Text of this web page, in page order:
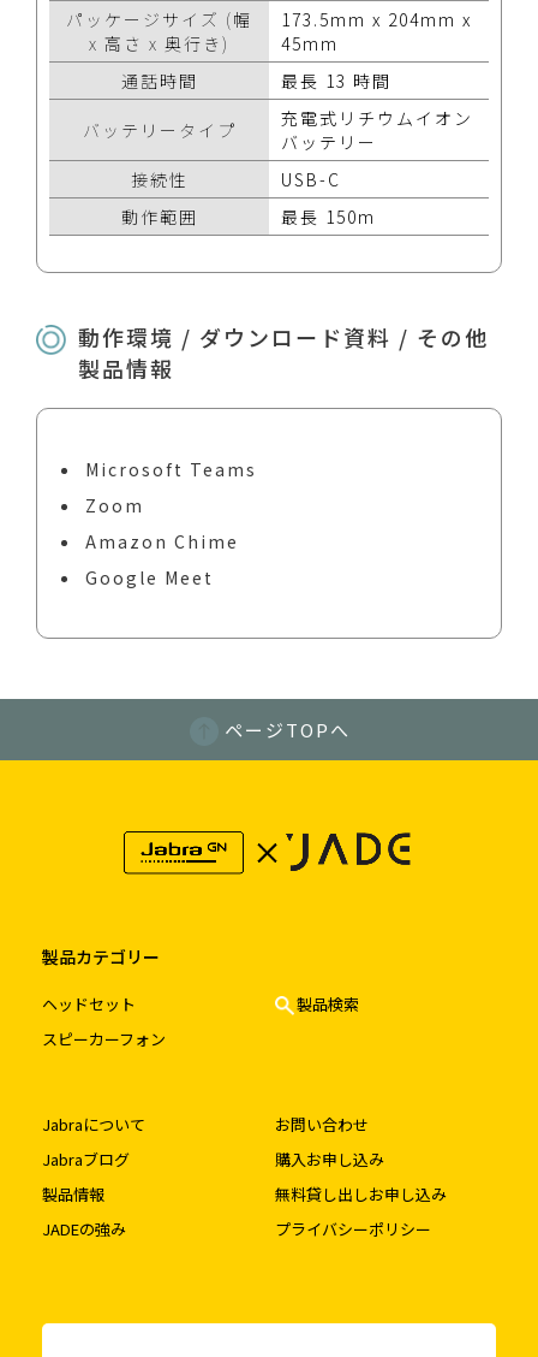
パッケージサイズ (幅
x 高さ x 奥行き)
173.5mm x 204mm x
45mm
通話時間
最長 13 時間
バッテリータイプ
充電式リチウムイオン
バッテリー
接続性
USB-C
動作範囲
最長 150m
動作環境 / ダウンロード資料 / その他
製品情報
Microsoft Teams
Zoom
Amazon Chime
Google Meet
ページTOPへ
製品カテゴリー
ヘッドセット
スピーカーフォン
製品検索
Jabraについて
Jabraブログ
製品情報
JADEの強み
お問い合わせ
購入お申し込み
無料貸し出しお申し込み
プライバシーポリシー